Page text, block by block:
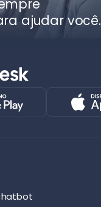
ajudar você.